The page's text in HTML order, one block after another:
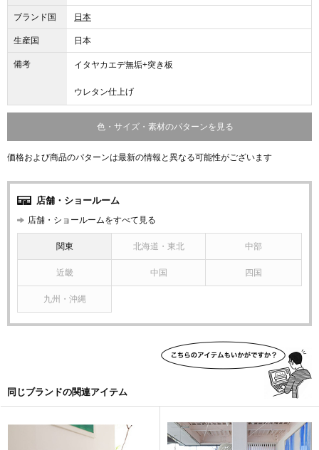
ブランド国 日本
生産国 日本
備考 イタヤカエデ無垢+突き板
ウレタン仕上げ
色・サイズ・素材のパターンを見る
価格および商品のパターンは最新の情報と異なる可能性がございます
店舗・ショールーム
店舗・ショールームをすべて見る
関東 北海道・東北 中部
近畿 中国 四国
九州・沖縄
同じブランドの関連アイテム